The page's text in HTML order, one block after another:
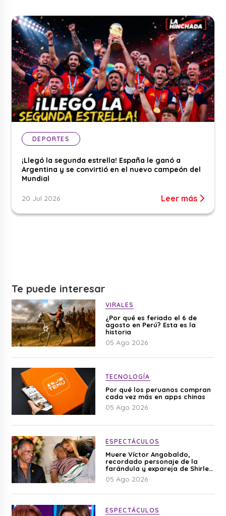
DEPORTES
¡Llegó la segunda estrella! España le ganó a
Argentina y se convirtió en el nuevo campeón del
Mundial
20 Jul 2026 Leer más
Te puede interesar
VIRALES
¿Por qué es feriado el 6 de
agosto en Perú? Esta es la
historia
05 Ago 2026
TECNOLOGÍA
Por qué los peruanos compran
cada vez más en apps chinas
05 Ago 2026
ESPECTÁCULOS
Muere Víctor Angobaldo,
recordado personaje de la
farándula y expareja de Shirley
Cherres
05 Ago 2026
ESPECTÁCULOS